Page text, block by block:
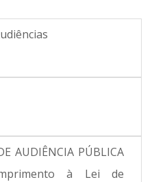
AUDIÊNCIA PÚBLICA
à Lei de